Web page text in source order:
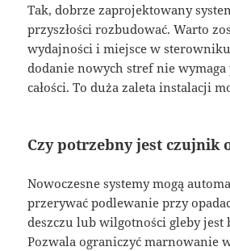
Tak, dobrze zaprojektowany
przyszłości rozbudować. Warto
wydajności i miejsce w
dodanie nowych stref nie
całości. To duża zaleta instalacji
Czy potrzebny jest czujnik
Nowoczesne systemy mogą
przerywać podlewanie przy
deszczu lub wilgotności gleby jest
Pozwala ograniczyć marnowanie